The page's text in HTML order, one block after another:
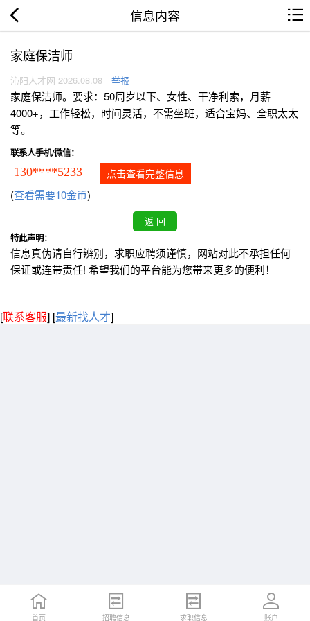
信息内容
家庭保洁师
沁阳人才网 2026.08.08 举报
家庭保洁师。要求：50周岁以下、女性、干净利索，月薪
4000+，工作轻松，时间灵活，不需坐班，适合宝妈、全职太太
等。
联系人手机/微信：
130****5233 点击查看完整信息
(查看需要10金币)
特此声明：
信息真伪请自行辨别，求职应聘须谨慎，网站对此不承担任何
保证或连带责任! 希望我们的平台能为您带来更多的便利！
[联系客服] [最新找人才]
首页 招聘信息 求职信息 账户